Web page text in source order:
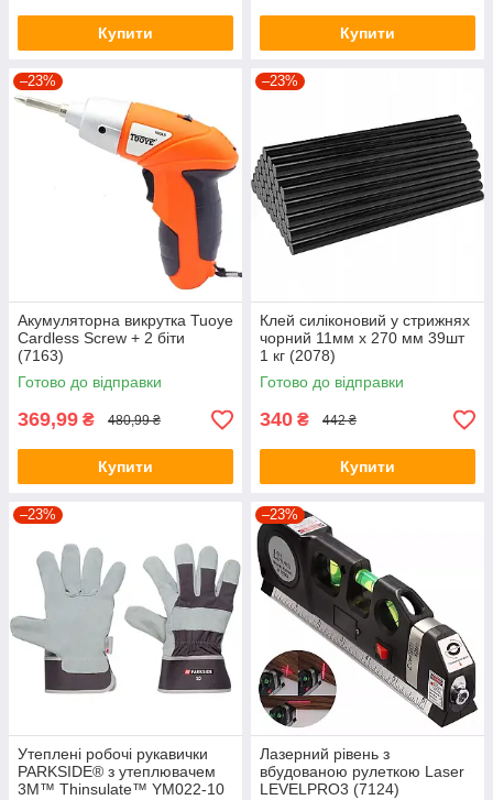
Купити Купити
–23%
Акумуляторна викрутка Tuoye
Cardless Screw + 2 біти
(7163)
Готово до відправки
369,99 ₴ 480,99 ₴
Купити
–23%
Клей силіконовий у стрижнях
чорний 11мм х 270 мм 39шт
1 кг (2078)
Готово до відправки
340 ₴ 442 ₴
Купити
–23%
Утеплені робочі рукавички
PARKSIDE® з утеплювачем
3M™ Thinsulate™ YM022-10
–23%
Лазерний рівень з
вбудованою рулеткою Laser
LEVELPRO3 (7124)